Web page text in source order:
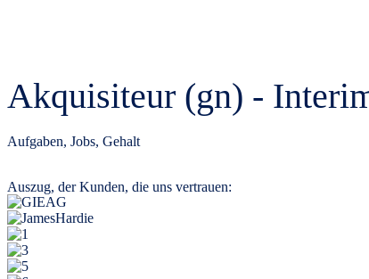
Akquisiteur (gn) -
Aufgaben, Jobs, Gehalt
Auszug, der Kunden, die uns vertrauen: